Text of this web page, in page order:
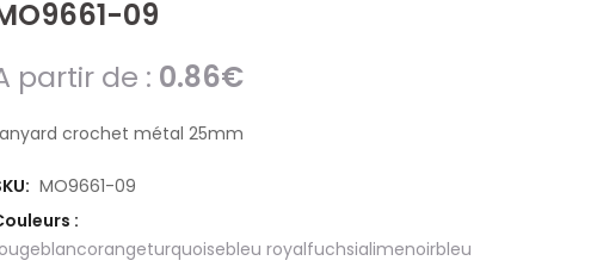
09
partir de : 0.86€
crochet métal 25mm
MO9661-09
:
blancorangeturquoisebleu royalfuchsialimenoirbleu